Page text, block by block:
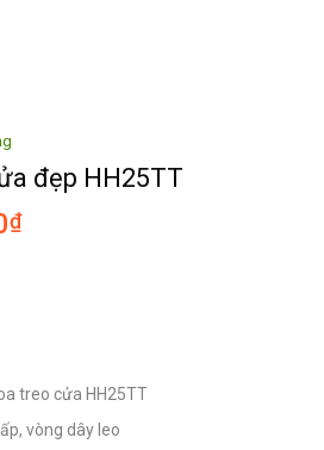
đẹp HH25TT
₫
treo cửa HH25TT
vòng dây leo